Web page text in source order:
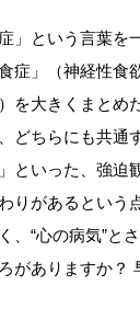
」という言葉を
症」（神経性食
を大きくまとめ
どちらにも共通
といった、強迫
りがあるという
、“心の病気”と
がありますか？